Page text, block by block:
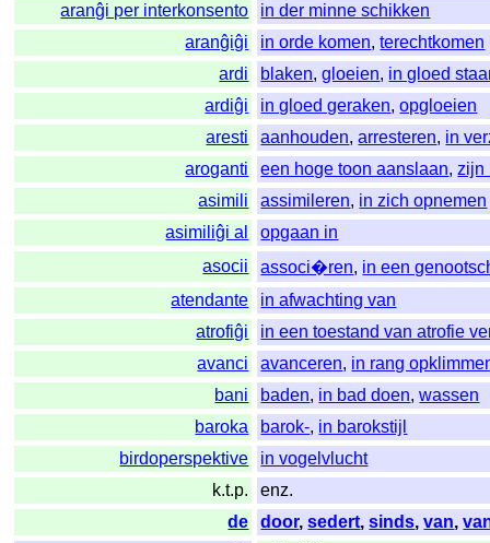
aranĝi per interkonsento
in der minne schikken
aranĝiĝi
in orde komen,terechtkomen
ardi
blaken,gloeien, in gloed
ardiĝi
in gloed geraken,opgloeien
aresti
aanhouden,arresteren, in
aroganti
een hoge toon aanslaan,zijn
asimili
assimileren, in zich opnemen
asimiliĝi al
opgaan in
asocii
associ�ren, in een
atendante
in afwachting van
atrofiĝi
in een toestand van atrofie
avanci
avanceren, in rang
bani
baden, in bad doen,wassen
baroka
barok-, in barokstijl
birdoperspektive
in vogelvlucht
k.t.p.
enz.
de
door,sedert,sinds,van,